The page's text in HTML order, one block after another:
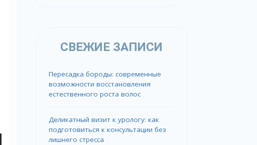
СВЕЖИЕ ЗАПИСИ
Пересадка бороды: современные
возможности восстановления
естественного роста волос
Деликатный визит к урологу: как
подготовиться к консультации без
лишнего стресса